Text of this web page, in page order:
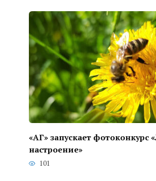
«АГ» запускает фотоконкурс
настроение»
101